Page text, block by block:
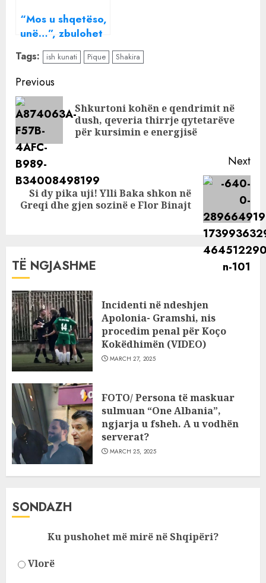
“Mos u shqetëso,
unë…”, zbulohet
biseda e fundit
mes Shakirës dhe
Pique para se ti
jepnin fund
lidhjes
Tags: ish kunati Pique Shakira
Continue
Reading
Previous
Shkurtoni kohën e qendrimit në
dush, qeveria thirrje qytetarëve
për kursimin e energjisë
Next
Next
post:
Si dy pika uji! Ylli Baka shkon në
Greqi dhe gjen sozinë e Flor Binajt
TË NGJASHME
Incidenti në ndeshjen
Apolonia- Gramshi, nis
procedim penal për Koço
Kokëdhimën (VIDEO)
MARCH 27, 2025
FOTO/ Persona të maskuar
sulmuan “One Albania”,
ngjarja u fsheh. A u vodhën
serverat?
MARCH 25, 2025
SONDAZH
Ku pushohet më mirë në Shqipëri?
Vlorë